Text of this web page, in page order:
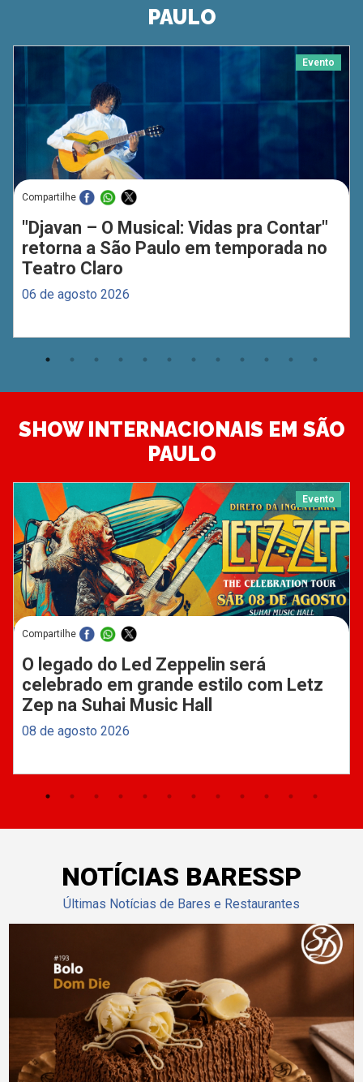
PAULO
Evento
Compartilhe
"Djavan – O Musical: Vidas pra Contar"
retorna a São Paulo em temporada no
Teatro Claro
06 de agosto 2026
SHOW INTERNACIONAIS EM SÃO
PAULO
Evento
Compartilhe
O legado do Led Zeppelin será
celebrado em grande estilo com Letz
Zep na Suhai Music Hall
08 de agosto 2026
NOTÍCIAS BARESSP
Últimas Notícias de Bares e Restaurantes